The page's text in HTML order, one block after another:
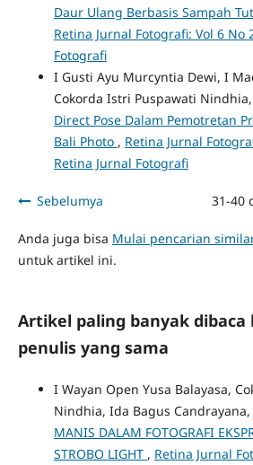
Daur Ulang Berbasis Sampah
Retina Jurnal Fotografi: Vol 6 No
Fotografi
I Gusti Ayu Murcyntia Dewi, I
Cokorda Istri Puspawati Nindhia,
Direct Pose Dalam Pemotretan
Bali Photo , Retina Jurnal
Retina Jurnal Fotografi
Sebelumya 31-40
Anda juga bisa Mulai pencarian
untuk artikel ini.
Artikel paling banyak dibaca
penulis yang sama
I Wayan Open Yusa Balayasa,
Nindhia, Ida Bagus Candrayana,
MANIS DALAM FOTOGRAFI
STROBO LIGHT , Retina Jurnal